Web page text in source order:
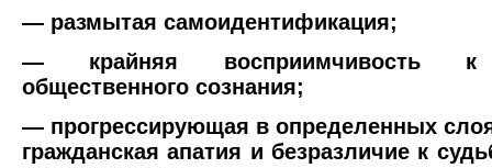
— размытая самоидентификация;
— крайняя восприимчивость к
общественного сознания;
— прогрессирующая в определенных
гражданская апатия и безразличие к